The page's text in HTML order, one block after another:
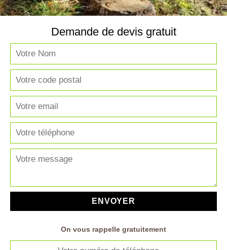
Demande de devis gratuit
On vous rappelle gratuitement